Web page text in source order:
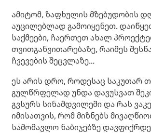
ამიტომ, ზაფხულის მზებუდობის
აუცილებლად გამოიყენეთ.
საქმეები, ჩაერთეთ ახალ
თვითგანვითარებაზე, რაიმეს
ჩვევების შეცვლაზე...
ეს არის დრო, როდესაც საკუთარ
გულწრფელად უნდა დავუსვათ
გვსურს სინამდვილეში და რას
იმისათვის, რომ მიზნებს
სამომავლო ნაბიჯებზე